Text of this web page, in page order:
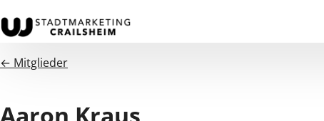
← Mitglieder